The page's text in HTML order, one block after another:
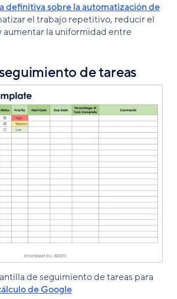
definitiva sobre la automatización de
el trabajo repetitivo, reducir el
aumentar la uniformidad entre
de tareas
de seguimiento de tareas para
de Google